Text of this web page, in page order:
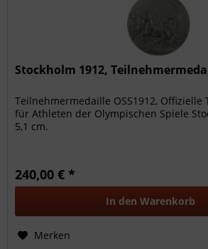
Stockholm 1912,
Teilnehmermedaille OSS1912,
für Athleten der Olympischen Spiele
5,1 cm.
240,00 € *
In den Warenkorb
Merken